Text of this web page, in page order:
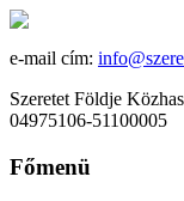
e-mail cím:
Szeretet Földje
04975106-51100005
Főmenü